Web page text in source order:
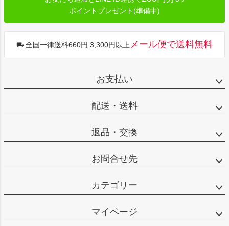
ポイントプレゼント(準備中)
全国一律送料660円 3,300円以上メール便で送料無料
お支払い
配送・送料
返品・交換
お問合せ先
カテゴリー
マイページ